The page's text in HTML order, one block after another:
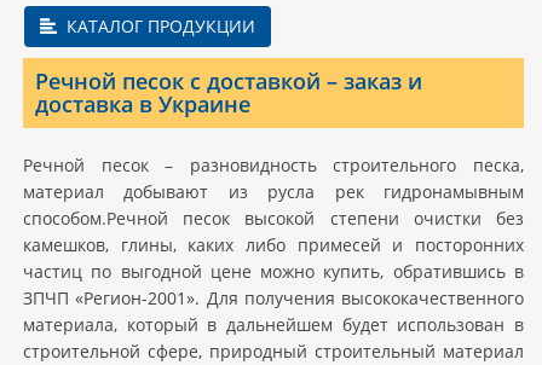
КАТАЛОГ ПРОДУКЦИИ
Речной песок с доставкой – заказ и
доставка в Украине
Речной песок – разновидность строительного песка,
материал добывают из русла рек гидронамывным
способом.Речной песок высокой степени очистки без
камешков, глины, каких либо примесей и посторонних
частиц по выгодной цене можно купить, обратившись в
ЗПЧП «Регион-2001». Для получения высококачественного
материала, который в дальнейшем будет использован в
строительной сфере, природный строительный материал